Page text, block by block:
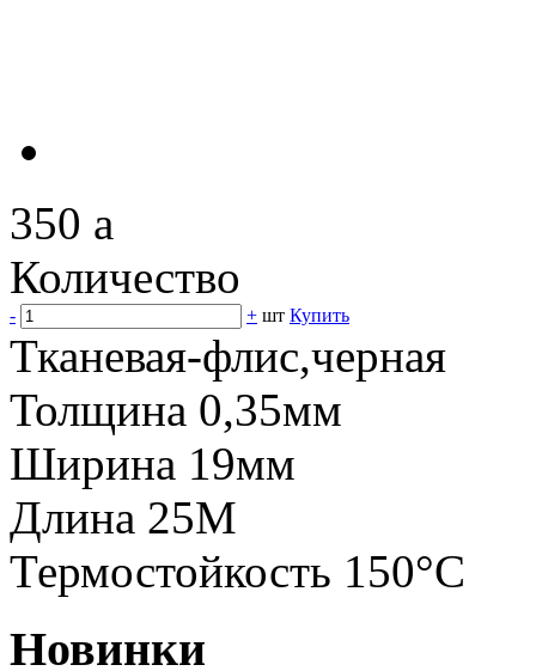
350 a
Количество
- + шт Купить
Тканевая-флис,черная
Толщина 0,35мм
Ширина 19мм
Длина 25М
Термостойкость 150°С
Новинки